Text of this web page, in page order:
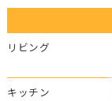
リビング
キッチン